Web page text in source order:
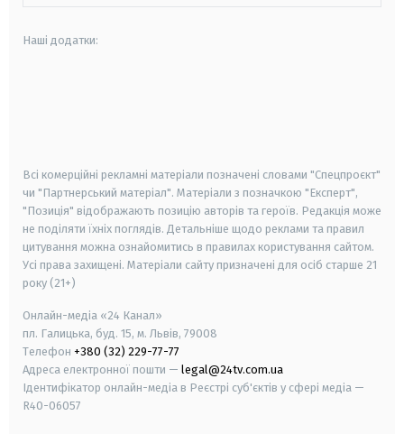
Наші додатки:
Всі комерційні рекламні матеріали позначені словами "Спецпроєкт"
чи "Партнерський матеріал". Матеріали з позначкою "Експерт",
"Позиція" відображають позицію авторів та героїв. Редакція може
не поділяти їхніх поглядів. Детальніше щодо реклами та правил
цитування можна ознайомитись в правилах користування сайтом.
Усі права захищені. Матеріали сайту призначені для осіб старше 21
року (21+)
Онлайн-медіа «24 Канал»
пл. Галицька, буд. 15, м. Львів, 79008
Телефон +380 (32) 229-77-77
Адреса електронної пошти — legal@24tv.com.ua
Ідентифікатор онлайн-медіа в Реєстрі суб'єктів у сфері медіа —
R40-06057